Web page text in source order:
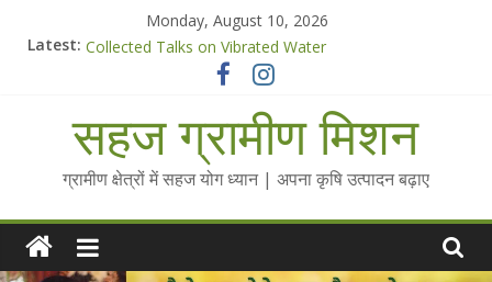
Monday, August 10, 2026
Latest: Chalo Gaon Ki Or Abhiyaan - 2025-26
Collected Talks on Vibrated Water
सहज कृषि प्रचार-प्रसार किट
Standee Designs @ 2025 for Sahaj Krishi Promotions
सहज ग्रामीण मिशन
ग्रामीण क्षेत्रों में सहज योग ध्यान | अपना कृषि उत्पादन बढ़ाए